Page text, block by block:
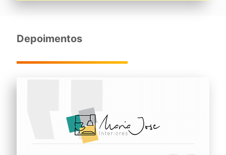
Depoimentos